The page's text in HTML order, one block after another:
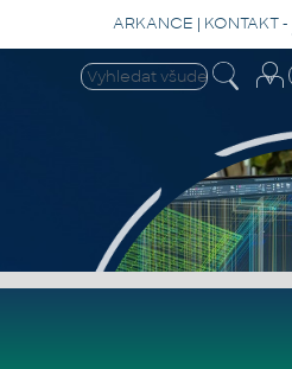
ARKANCE | KONTAKT-